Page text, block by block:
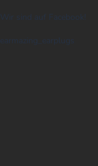
Wir sind auf Facebook!
earmazing_earplugs